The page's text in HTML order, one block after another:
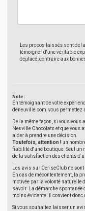
Les propos laissés sont de
témoigner d'une véritable
déplacé, contraire aux
Note :
En témoignant de votre
deneuville.com, vous permettez
De la même façon, si vous vous
Neuville Chocolats et que vous
aider à prendre une décision.
Toutefois, attention ! un
fiabilité d'une boutique. Seul un
de la satisfaction des clients
Les avis sur CeriseClub ne
En cas de mécontentement, la
motivée par la volonté naturelle
savoir. La démarche
moins évidente. Il convient
Si vous souhaitez laisser un